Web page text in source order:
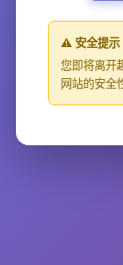
⚠️ 安全提示
您即将离开
网站的安全